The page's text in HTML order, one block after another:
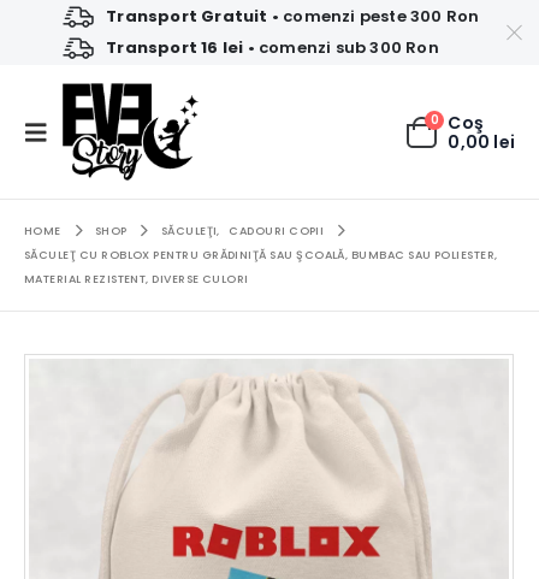
Transport Gratuit • comenzi peste 300 Ron
Transport 16 lei • comenzi sub 300 Ron
0 Coş
0,00 lei
HOME SHOP SĂCULEŢI,
CADOURI COPII
SĂCULEŢ CU ROBLOX PENTRU GRĂDINIŢĂ SAU ŞCOALĂ, BUMBAC SAU POLIESTER,
MATERIAL REZISTENT, DIVERSE CULORI